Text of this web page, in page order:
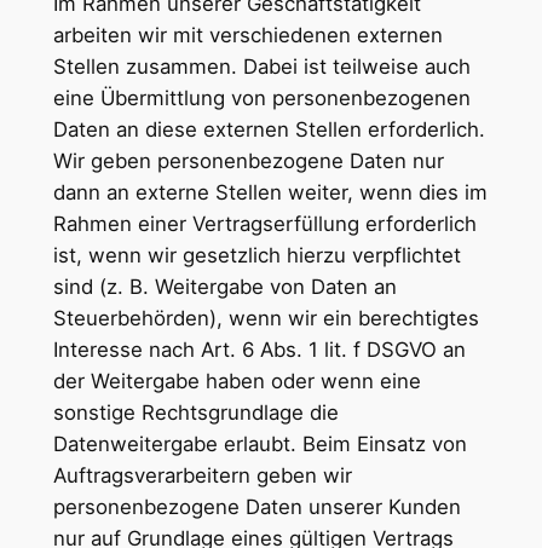
arbeiten wir mit verschiedenen externen
Stellen zusammen. Dabei ist teilweise auch
eine Übermittlung von personenbezogenen
Daten an diese externen Stellen erforderlich.
Wir geben personenbezogene Daten nur
dann an externe Stellen weiter, wenn dies im
Rahmen einer Vertragserfüllung erforderlich
ist, wenn wir gesetzlich hierzu verpflichtet
sind (z. B. Weitergabe von Daten an
Steuerbehörden), wenn wir ein berechtigtes
Interesse nach Art. 6 Abs. 1 lit. f DSGVO an
der Weitergabe haben oder wenn eine
sonstige Rechtsgrundlage die
Datenweitergabe erlaubt. Beim Einsatz von
Auftragsverarbeitern geben wir
personenbezogene Daten unserer Kunden
nur auf Grundlage eines gültigen Vertrags